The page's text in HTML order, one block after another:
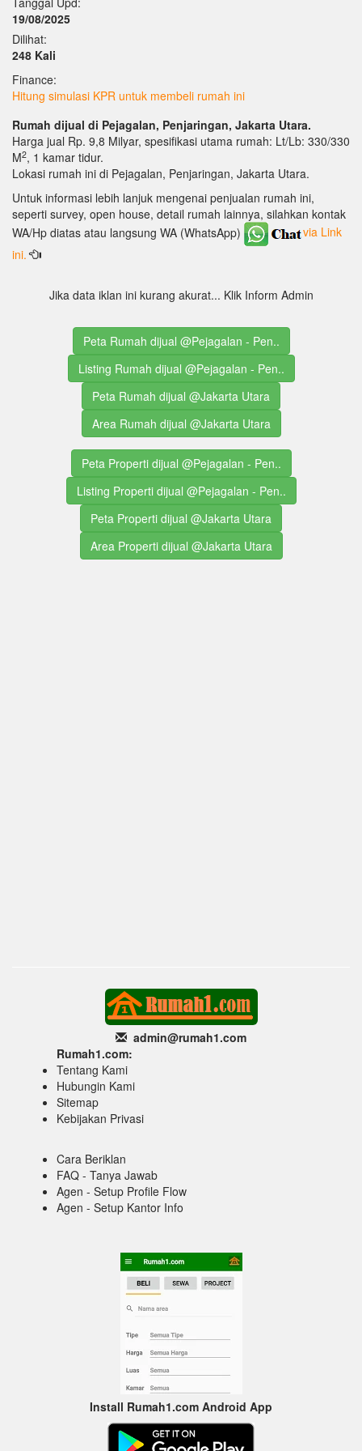
19/08/2025
Dilihat:
248 Kali
Finance:
Hitung simulasi KPR untuk membeli rumah ini
Rumah dijual di Pejagalan, Penjaringan, Jakarta Utara.
Harga jual Rp. 9,8 Milyar, spesifikasi utama rumah: Lt/Lb: 330/330
M2, 1 kamar tidur.
Lokasi rumah ini di Pejagalan, Penjaringan, Jakarta Utara.
Untuk informasi lebih lanjuk mengenai penjualan rumah ini,
seperti survey, open house, detail rumah lainnya, silahkan kontak
WA/Hp diatas atau langsung WA (WhatsApp)
via Link
ini.
Jika data iklan ini kurang akurat... Klik Inform Admin
Peta Rumah dijual @Pejagalan - Pen..
Listing Rumah dijual @Pejagalan - Pen..
Peta Rumah dijual @Jakarta Utara
Area Rumah dijual @Jakarta Utara
Peta Properti dijual @Pejagalan - Pen..
Listing Properti dijual @Pejagalan - Pen..
Peta Properti dijual @Jakarta Utara
Area Properti dijual @Jakarta Utara
admin@rumah1.com
Rumah1.com:
Tentang Kami
Hubungin Kami
Sitemap
Kebijakan Privasi
Cara Beriklan
FAQ - Tanya Jawab
Agen - Setup Profile Flow
Agen - Setup Kantor Info
Install Rumah1.com Android App